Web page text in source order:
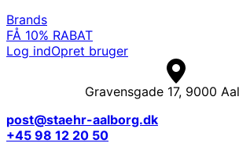
Brands
FÅ 10% RABAT
Log indOpret bruger
Gravensgade 17, 9000
post@staehr-aalborg.dk
+45 98 12 20 50